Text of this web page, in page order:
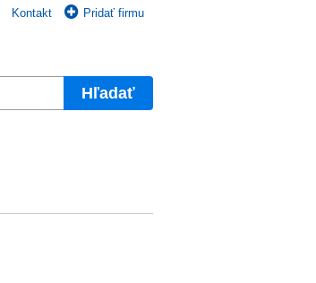
Kontakt Pridať firmu
Hľadať